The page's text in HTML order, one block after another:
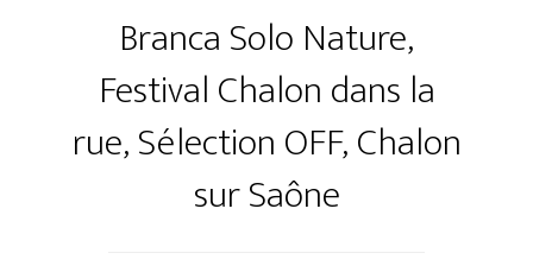
Branca Solo Nature,
Festival Chalon dans la
rue, Sélection OFF, Chalon
sur Saône